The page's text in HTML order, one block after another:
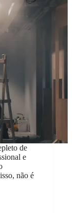
de
e
não é